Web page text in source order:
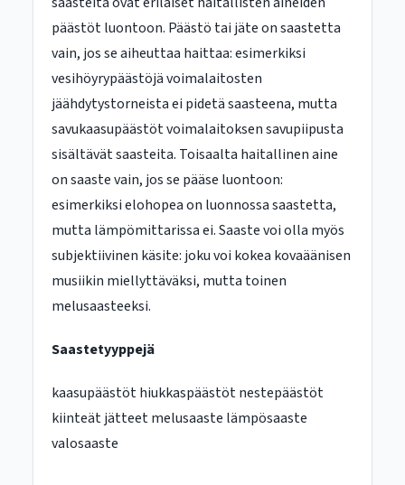
päästöt luontoon. Päästö tai jäte on saastetta
vain, jos se aiheuttaa haittaa: esimerkiksi
vesihöyrypäästöjä voimalaitosten
jäähdytystorneista ei pidetä saasteena, mutta
savukaasupäästöt voimalaitoksen savupiipusta
sisältävät saasteita. Toisaalta haitallinen aine
on saaste vain, jos se pääse luontoon:
esimerkiksi elohopea on luonnossa saastetta,
mutta lämpömittarissa ei. Saaste voi olla myös
subjektiivinen käsite: joku voi kokea kovaäänisen
musiikin miellyttäväksi, mutta toinen
melusaasteeksi.
Saastetyyppejä
kaasupäästöt hiukkaspäästöt nestepäästöt
kiinteät jätteet melusaaste lämpösaaste
valosaaste